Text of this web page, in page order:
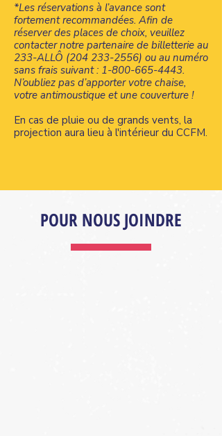
*Les réservations à l’avance sont
fortement recommandées. Afin de
réserver des places de choix, veuillez
contacter notre partenaire de billetterie au
233-ALLÔ (204 233-2556) ou au numéro
sans frais suivant : 1-800-665-4443.
N’oubliez pas d’apporter votre chaise,
votre antimoustique et une couverture !
En cas de pluie ou de grands vents, la
projection aura lieu à l'intérieur du CCFM.
POUR NOUS JOINDRE